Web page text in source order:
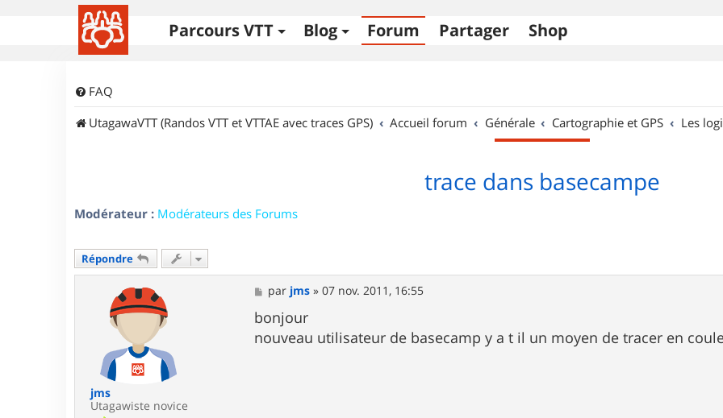
Parcours VTT Blog Forum Partager Shop
FAQ
UtagawaVTT (Randos VTT et VTTAE avec traces GPS)
Accueil forum Générale Cartographie et GPS Les
trace dans basecampe
Modérateur : Modérateurs des Forums
Répondre
jms
Utagawiste novice
M
e
s
s
a
par jms »07 nov. 2011, 16:55
bonjour
nouveau utilisateur de basecamp y a t il un moyen de tracer en